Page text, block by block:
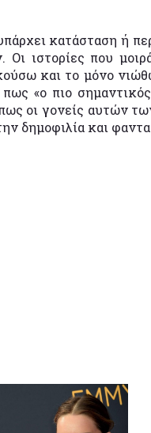
κατάσταση ή
Οι ιστορίες που
και το μόνο
«ο πιο
πως οι γονείς αυτών
δημοφιλία και